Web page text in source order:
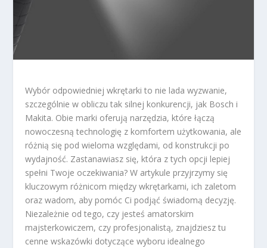
Wybór odpowiedniej wkrętarki to nie lada wyzwanie,
szczególnie w obliczu tak silnej konkurencji, jak Bosch i
Makita. Obie marki oferują narzędzia, które łączą
nowoczesną technologię z komfortem użytkowania, ale
różnią się pod wieloma względami, od konstrukcji po
wydajność. Zastanawiasz się, która z tych opcji lepiej
spełni Twoje oczekiwania? W artykule przyjrzymy się
kluczowym różnicom między wkrętarkami, ich zaletom
oraz wadom, aby pomóc Ci podjąć świadomą decyzję.
Niezależnie od tego, czy jesteś amatorskim
majsterkowiczem, czy profesjonalistą, znajdziesz tu
cenne wskazówki dotyczące wyboru idealnego